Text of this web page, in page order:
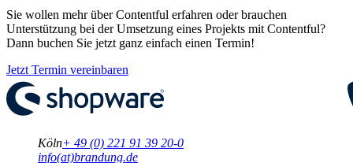
Sie wollen mehr über Contentful erfahren oder brauchen
Unterstützung bei der Umsetzung eines Projekts mit Contentful?
Dann buchen Sie jetzt ganz einfach einen Termin!
Jetzt Termin vereinbaren
Köln+ 49 (0) 221 91 39 20-0
info(at)brandung.de